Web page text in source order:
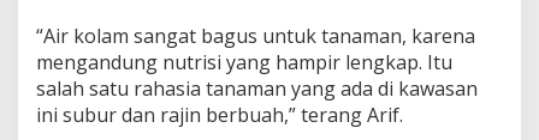
“Air kolam sangat bagus untuk tanaman, karena
mengandung nutrisi yang hampir lengkap. Itu
salah satu rahasia tanaman yang ada di kawasan
ini subur dan rajin berbuah,” terang Arif.